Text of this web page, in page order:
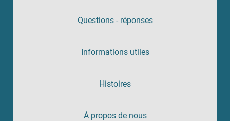
Questions - réponses
Informations utiles
Histoires
À propos de nous